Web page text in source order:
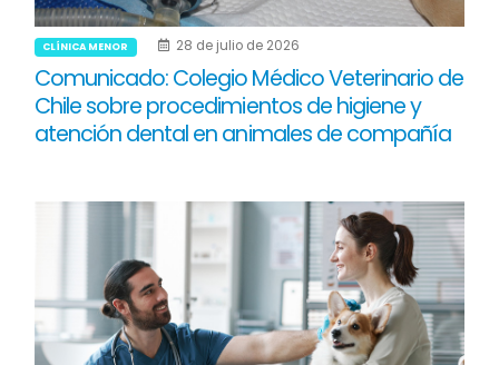
CLÍNICA MENOR 28 de julio de 2026
Comunicado: Colegio Médico Veterinario de
Chile sobre procedimientos de higiene y
atención dental en animales de compañía